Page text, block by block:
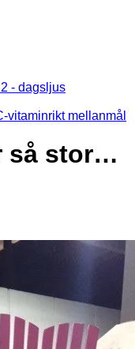
- dagsljus
vitaminrikt mellanmål
så stor…